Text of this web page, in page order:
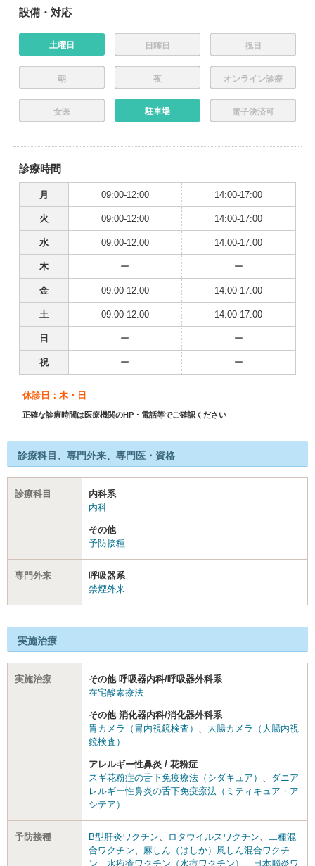
設備・対応
土曜日 日曜日 祝日
朝 夜 オンライン診療
女医 駐車場 電子決済可
診療時間
月 09:00-12:00 14:00-17:00
火 09:00-12:00 14:00-17:00
水 09:00-12:00 14:00-17:00
木 ー ー
金 09:00-12:00 14:00-17:00
土 09:00-12:00 14:00-17:00
日 ー ー
祝 ー ー
休診日：木・日
正確な診療時間は医療機関のHP・電話等でご確認ください
診療科目、専門外来、専門医・資格
診療科目
内科系
内科
その他
予防接種
専門外来
呼吸器系
禁煙外来
実施治療
実施治療
その他 呼吸器内科/呼吸器外科系
在宅酸素療法
その他 消化器内科/消化器外科系
胃カメラ（胃内視鏡検査）
大腸カメラ（大腸内視
鏡検査）
アレルギー性鼻炎 / 花粉症
スギ花粉症の舌下免疫療法（シダキュア）
ダニア
レルギー性鼻炎の舌下免疫療法（ミティキュア・ア
シテア）
予防接種 B型肝炎ワクチン ロタウイルスワクチン
二種混
合ワクチン
麻しん（はしか）風しん混合ワクチ
ン
水疱瘡ワクチン（水痘ワクチン） 日本脳炎ワ